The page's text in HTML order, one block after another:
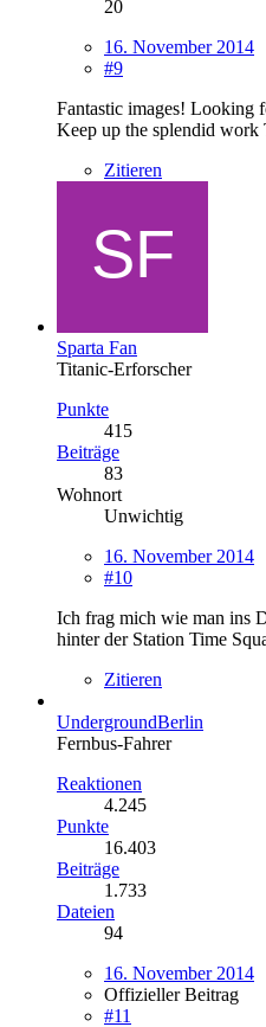
20
16. November 2014
#9
Fantastic images! Looking
Keep up the splendid work
Zitieren
Sparta Fan
Titanic-Erforscher
Punkte
415
Beiträge
83
Wohnort
Unwichtig
16. November 2014
#10
Ich frag mich wie man ins
hinter der Station Time
Zitieren
UndergroundBerlin
Fernbus-Fahrer
Reaktionen
4.245
Punkte
16.403
Beiträge
1.733
Dateien
94
16. November 2014
Offizieller Beitrag
#11